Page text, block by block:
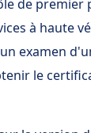
de premier
à haute
examen
le